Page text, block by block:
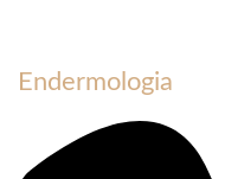
Endermologia